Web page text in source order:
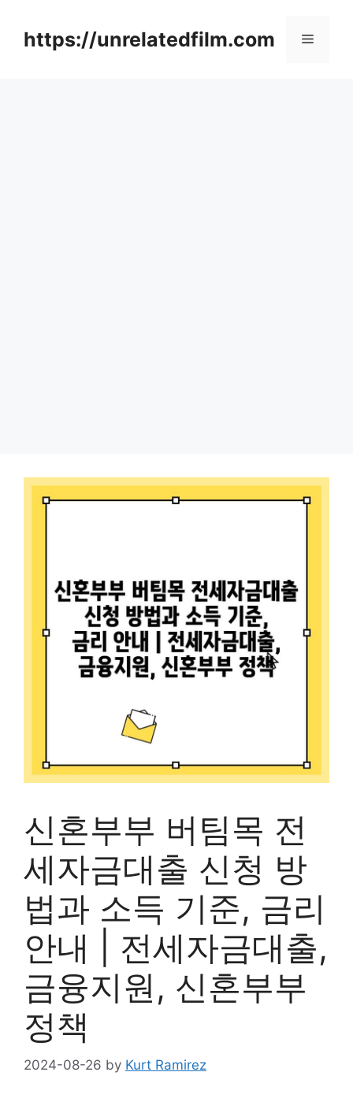
contenthttps://unrelatedfilm.com Menu
신혼부부 버팀목 전
세자금대출 신청 방
법과 소득 기준, 금리
안내 | 전세자금대출,
금융지원, 신혼부부
정책
2024-08-26 by Kurt Ramirez